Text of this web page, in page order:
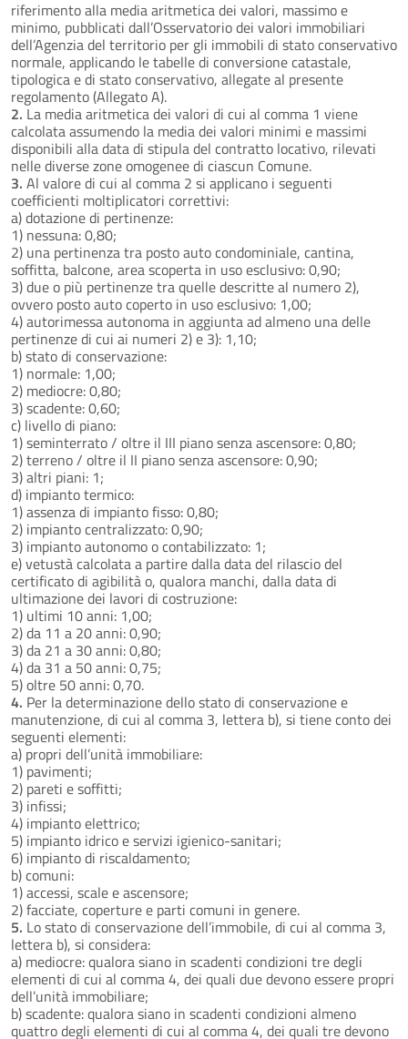
riferimento alla media aritmetica dei valori, massimo e
minimo, pubblicati dall’Osservatorio dei valori immobiliari
dell’Agenzia del territorio per gli immobili di stato conservativo
normale, applicando le tabelle di conversione catastale,
tipologica e di stato conservativo, allegate al presente
regolamento (Allegato A).
2. La media aritmetica dei valori di cui al comma 1 viene
calcolata assumendo la media dei valori minimi e massimi
disponibili alla data di stipula del contratto locativo, rilevati
nelle diverse zone omogenee di ciascun Comune.
3. Al valore di cui al comma 2 si applicano i seguenti
coefficienti moltiplicatori correttivi:
a) dotazione di pertinenze:
1) nessuna: 0,80;
2) una pertinenza tra posto auto condominiale, cantina,
soffitta, balcone, area scoperta in uso esclusivo: 0,90;
3) due o più pertinenze tra quelle descritte al numero 2),
ovvero posto auto coperto in uso esclusivo: 1,00;
4) autorimessa autonoma in aggiunta ad almeno una delle
pertinenze di cui ai numeri 2) e 3): 1,10;
b) stato di conservazione:
1) normale: 1,00;
2) mediocre: 0,80;
3) scadente: 0,60;
c) livello di piano:
1) seminterrato / oltre il III piano senza ascensore: 0,80;
2) terreno / oltre il II piano senza ascensore: 0,90;
3) altri piani: 1;
d) impianto termico:
1) assenza di impianto fisso: 0,80;
2) impianto centralizzato: 0,90;
3) impianto autonomo o contabilizzato: 1;
e) vetustà calcolata a partire dalla data del rilascio del
certificato di agibilità o, qualora manchi, dalla data di
ultimazione dei lavori di costruzione:
1) ultimi 10 anni: 1,00;
2) da 11 a 20 anni: 0,90;
3) da 21 a 30 anni: 0,80;
4) da 31 a 50 anni: 0,75;
5) oltre 50 anni: 0,70.
4. Per la determinazione dello stato di conservazione e
manutenzione, di cui al comma 3, lettera b), si tiene conto dei
seguenti elementi:
a) propri dell’unità immobiliare:
1) pavimenti;
2) pareti e soffitti;
3) infissi;
4) impianto elettrico;
5) impianto idrico e servizi igienico-sanitari;
6) impianto di riscaldamento;
b) comuni:
1) accessi, scale e ascensore;
2) facciate, coperture e parti comuni in genere.
5. Lo stato di conservazione dell’immobile, di cui al comma 3,
lettera b), si considera:
a) mediocre: qualora siano in scadenti condizioni tre degli
elementi di cui al comma 4, dei quali due devono essere propri
dell’unità immobiliare;
b) scadente: qualora siano in scadenti condizioni almeno
quattro degli elementi di cui al comma 4, dei quali tre devono